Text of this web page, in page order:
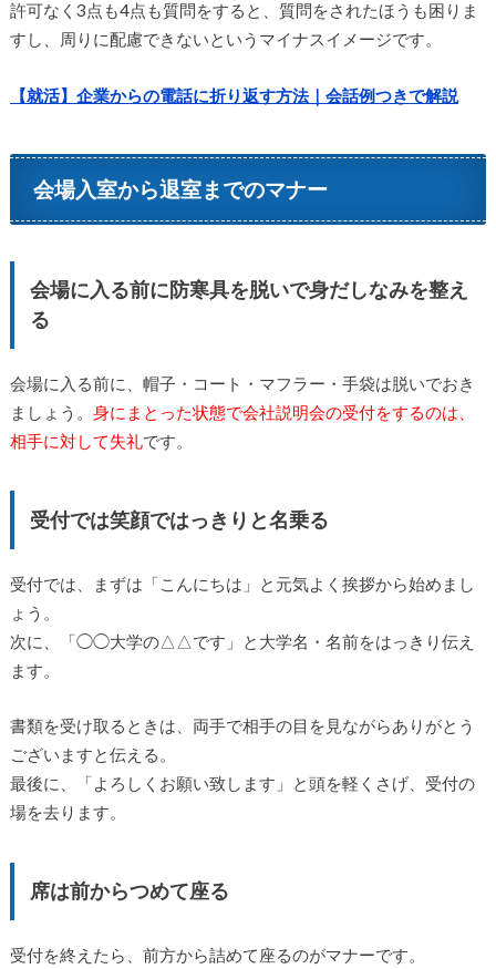
許可なく3点も4点も質問をすると、質問をされたほうも困りま
すし、周りに配慮できないというマイナスイメージです。
【就活】企業からの電話に折り返す方法｜会話例つきで解説
会場入室から退室までのマナー
会場に入る前に防寒具を脱いで身だしなみを整え
る
会場に入る前に、帽子・コート・マフラー・手袋は脱いでおき
ましょう。 身にまとった状態で会社説明会の受付をするのは、
相手に対して失礼です。
受付では笑顔ではっきりと名乗る
受付では、まずは「こんにちは」と元気よく挨拶から始めまし
ょう。
次に、「◯◯大学の△△です」と大学名・名前をはっきり伝え
ます。
書類を受け取るときは、両手で相手の目を見ながらありがとう
ございますと伝える。
最後に、「よろしくお願い致します」と頭を軽くさげ、受付の
場を去ります。
席は前からつめて座る
受付を終えたら、前方から詰めて座るのがマナーです。